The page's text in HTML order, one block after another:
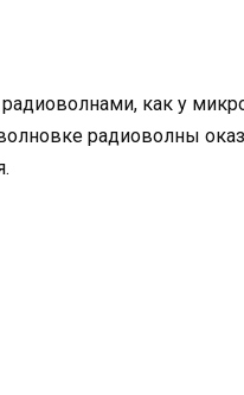
как у
радиоволны